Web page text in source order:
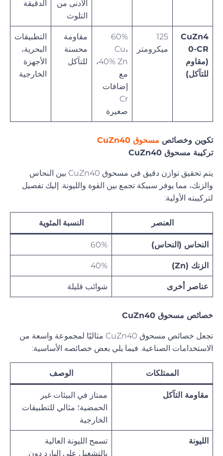
الأدنى من
التلوث
الدقيقة
CuZn4
0-CR
(مقاوم
للتآكل)
125
ميكرومتر
60%
Cu،
40% Zn،
مع
إضافات
Cr
صغيرة
مقاومة
محسنة
للتآكل
التطبيقات
البحرية،
الأجهزة
الخارجية
تكوين وخصائص مسحوق CuZn40
تركيبة مسحوق CuZn40
يتم تحقيق توازن دقيق في مسحوق CuZn40 بين النحاس
والزنك، مما يوفر سبيكة تجمع بين القوة والليونة. إليك تفصيل
لتركيبته الأولية:
العنصر النسبة المئوية
النحاس (النحاس) 60%
الزنك (Zn) 40%
عناصر أخرى شوائب قليلة
خصائص مسحوق CuZn40
تجعل خصائص مسحوق CuZn40 مثاليًا لمجموعة واسعة من
الاستخدامات الصناعية. فيما يلي بعض خصائصه الأساسية:
الممتلكات الوصف
مقاومة التآكل
ممتاز في البيئات غير
الحمضية؛ مثالي للتطبيقات
الخارجية
الليونة
تسمح الليونة العالية
بالتشغيل على البارد دون